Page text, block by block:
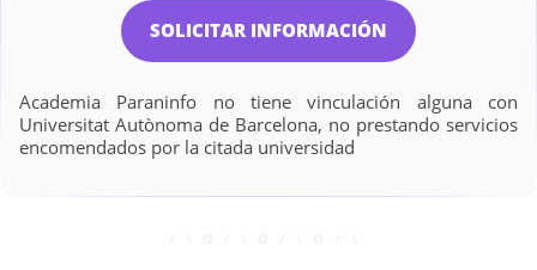
SOLICITAR INFORMACIÓN
Academia Paraninfo no tiene vinculación alguna con
Universitat Autònoma de Barcelona, no prestando servicios
encomendados por la citada universidad